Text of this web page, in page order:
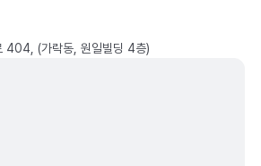
404, (가락동, 원일빌딩 4층)